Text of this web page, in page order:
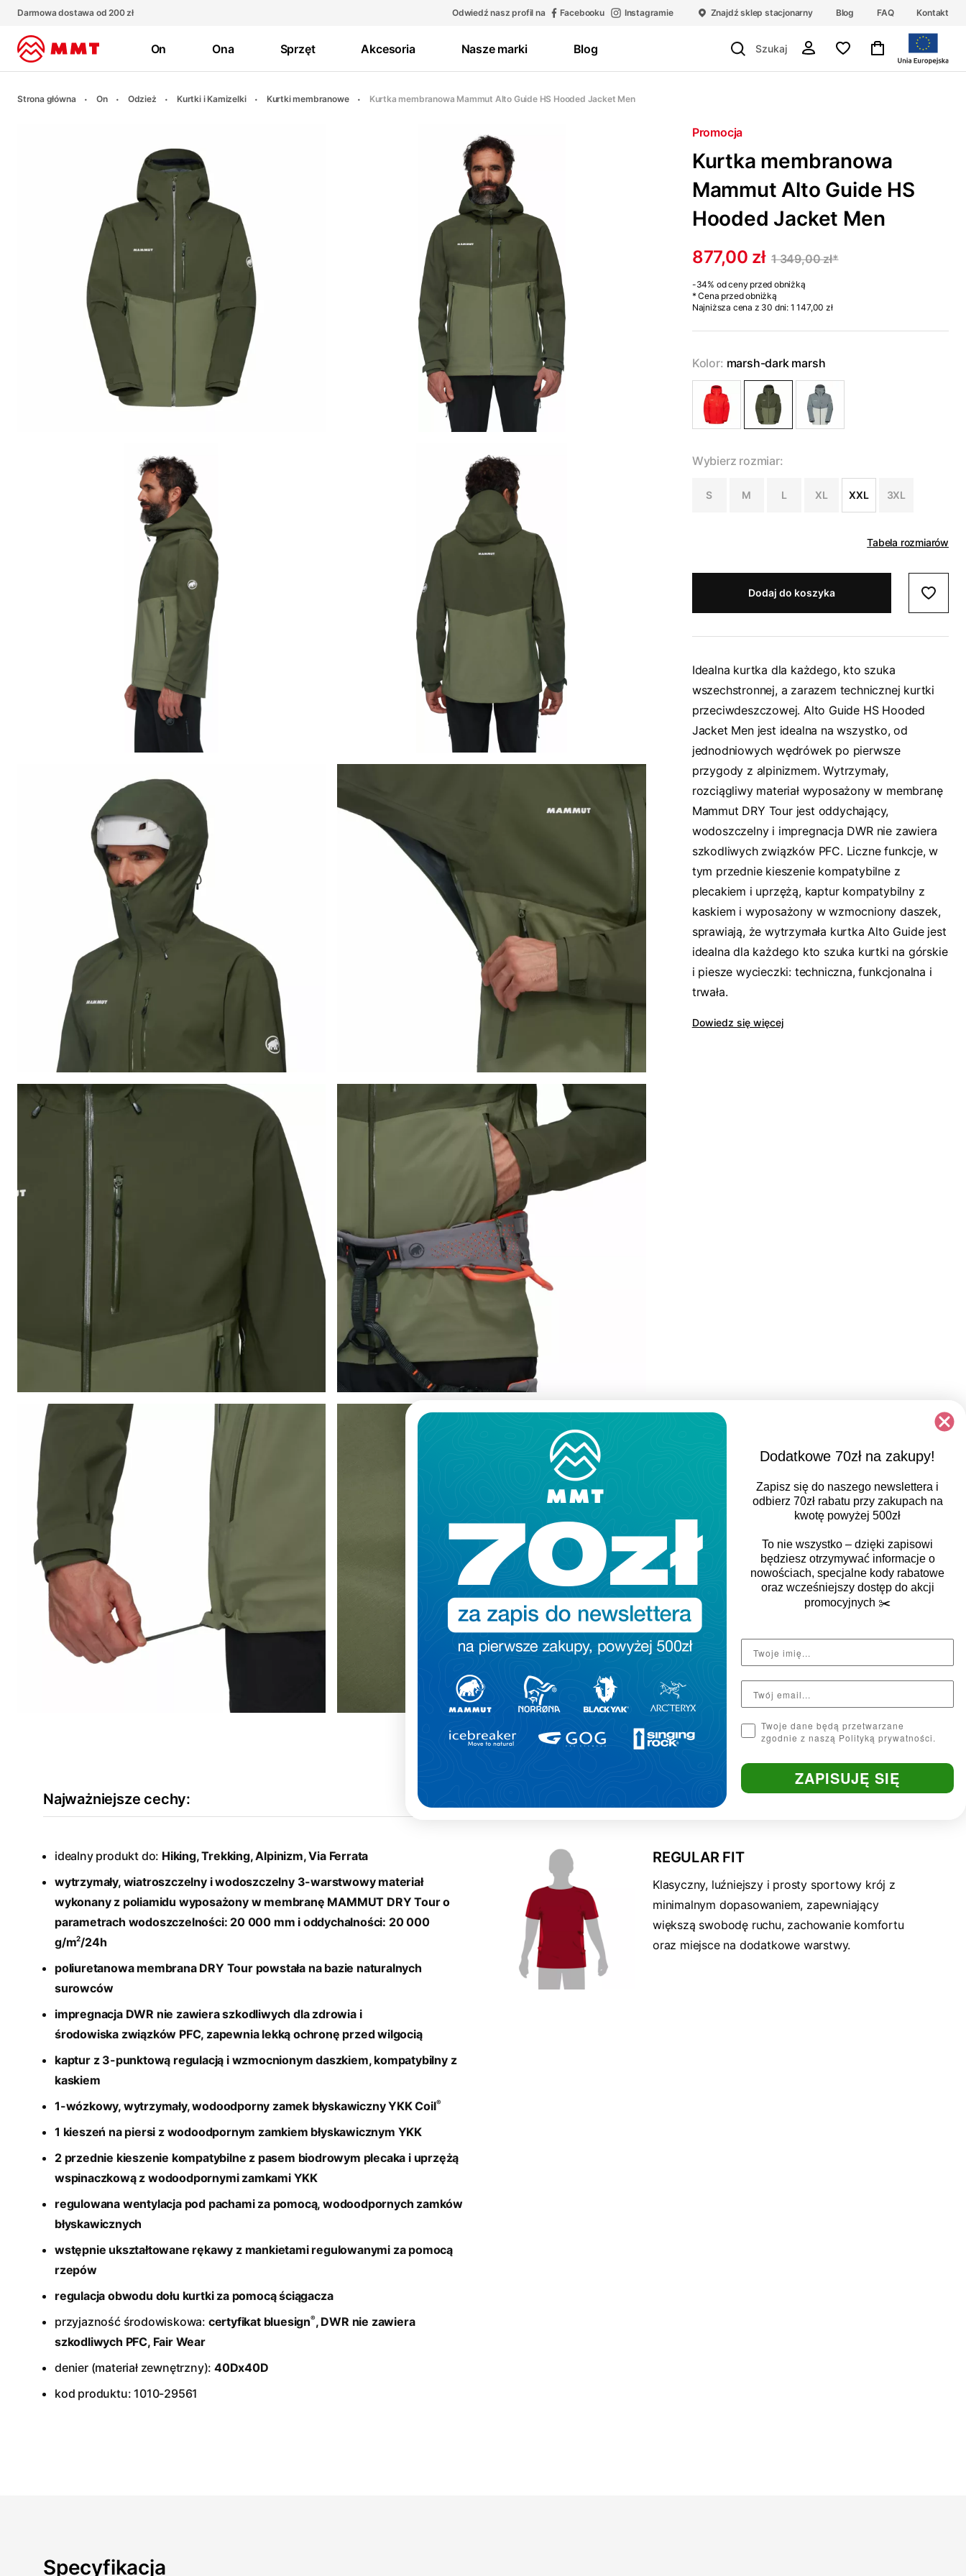
Darmowa dostawa od 200 zł Odwiedź nasz profil na Facebooku Instagramie Znajdź sklep stacjonarny Blog FAQ Kontakt
On Ona Sprzęt Akcesoria Nasze marki Blog
Strona główna On Odzież Kurtki i Kamizelki Kurtki membranowe Kurtka membranowa Mammut Alto Guide HS Hooded Jacket Men
Promocja
Kurtka membranowa
Mammut Alto Guide HS
Hooded Jacket Men
877,00 zł 1 349,00 zł*
-34% od ceny przed obniżką
* Cena przed obniżką
Najniższa cena z 30 dni: 1 147,00 zł
Kolor: marsh-dark marsh
Wybierz rozmiar:
S M L XL XXL 3XL
Tabela rozmiarów
Dodaj do koszyka
Idealna kurtka dla każdego, kto szuka
wszechstronnej, a zarazem technicznej kurtki
przeciwdeszczowej. Alto Guide HS Hooded
Jacket Men jest idealna na wszystko, od
jednodniowych wędrówek po pierwsze
przygody z alpinizmem. Wytrzymały,
rozciągliwy materiał wyposażony w membranę
Mammut DRY Tour jest oddychający,
wodoszczelny i impregnacja DWR nie zawiera
szkodliwych związków PFC. Liczne funkcje, w
tym przednie kieszenie kompatybilne z
plecakiem i uprzężą, kaptur kompatybilny z
kaskiem i wyposażony w wzmocniony daszek,
sprawiają, że wytrzymała kurtka Alto Guide jest
idealna dla każdego kto szuka kurtki na górskie
i piesze wycieczki: techniczna, funkcjonalna i
trwała.
Dowiedz się więcej
Najważniejsze cechy:
idealny produkt do: Hiking, Trekking, Alpinizm, Via Ferrata
wytrzymały, wiatroszczelny i wodoszczelny 3-warstwowy materiał
wykonany z poliamidu wyposażony w membranę MAMMUT DRY Tour o
parametrach wodoszczelności: 20 000 mm i oddychalności: 20 000
g/m2/24h
poliuretanowa membranaDRY Tour powstała na bazie naturalnych
surowców
impregnacja DWR nie zawiera szkodliwych dla zdrowia i
środowiska związków PFC, zapewnia lekką ochronę przed wilgocią
kaptur z 3-punktową regulacją i wzmocnionym daszkiem, kompatybilny z
kaskiem
1-wózkowy, wytrzymały, wodoodporny zamek błyskawiczny YKK Coil®
1 kieszeń na piersi z wodoodpornym zamkiem błyskawicznym YKK
2 przednie kieszenie kompatybilne z pasem biodrowym plecaka i uprzężą
wspinaczkową z wodoodpornymi zamkami YKK
regulowana wentylacja pod pachami za pomocą, wodoodpornych zamków
błyskawicznych
wstępnie ukształtowane rękawy z mankietami regulowanymi za pomocą
rzepów
regulacja obwodu dołu kurtki za pomocą ściągacza
przyjazność środowiskowa: certyfikat bluesign®, DWR nie zawiera
szkodliwych PFC, Fair Wear
denier (materiał zewnętrzny): 40Dx40D
kod produktu: 1010-29561
REGULAR FIT
Klasyczny, luźniejszy i prosty sportowy krój z
minimalnym dopasowaniem, zapewniający
większą swobodę ruchu, zachowanie komfortu
oraz miejsce na dodatkowe warstwy.
Specyfikacja
Dodatkowe 70zł na zakupy!
Zapisz się do naszego newslettera i
odbierz 70zł rabatu przy zakupach na
kwotę powyżej 500zł
To nie wszystko – dzięki zapisowi
będziesz otrzymywać informacje o
nowościach, specjalne kody rabatowe
oraz wcześniejszy dostęp do akcji
promocyjnych ✂️
Twoje dane będą przetwarzane
zgodnie z naszą Polityką prywatności.
ZAPISUJĘ SIĘ